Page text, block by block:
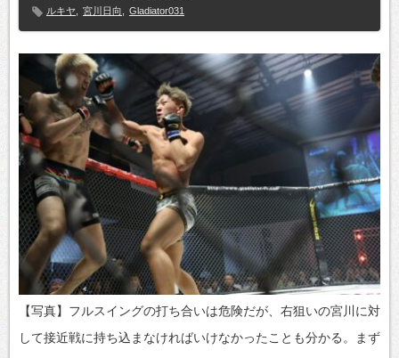
ルキヤ
宮川日向 Gladiator031
【写真】フルスイングの打ち合いは危険だが、右狙いの宮川に対
して接近戦に持ち込まなければいけなかったことも分かる。まず